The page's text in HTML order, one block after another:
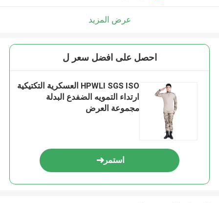
عرض المزيد
احصل على افضل سعر ل
HPWLI SGS ISO العسكرية التكتيكية
ارتداء التمويه الضفدع البدلة
مجموعة العرض
استمر